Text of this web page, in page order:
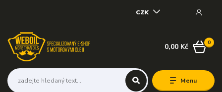
Menu
CZK
0
0,00 Kč